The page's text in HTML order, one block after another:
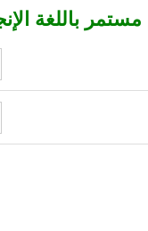
باللغة